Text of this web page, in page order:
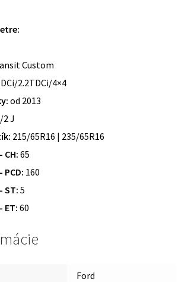
Custom
2.2TDCi/4×4
od 2013
2 J
215/65R16 | 235/65R16
CH: 65
160
ST: 5
ET:60
Ford